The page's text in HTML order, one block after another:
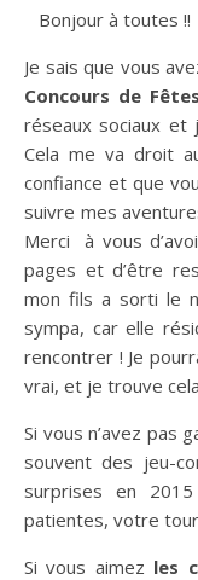
Bonjour à toutes !!
Je sais que vous
Concours de Fêtes
réseaux sociaux et
Cela me va droit
confiance et que
suivre mes
Merci à vous
pages et d’être
mon fils a sorti le
sympa, car elle
rencontrer ! Je
vrai, et je trouve
Si vous n’avez pas
souvent des jeu-
surprises en
patientes, votre
Si vous aimez les